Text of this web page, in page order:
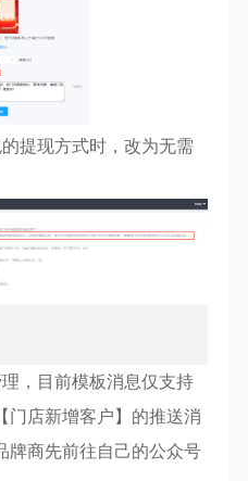
提现方式时，改为无需
，目前模板消息仅支持
门店新增客户】的推送消
牌商先前往自己的公众号